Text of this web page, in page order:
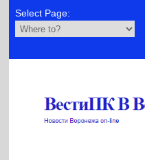
Select Page: